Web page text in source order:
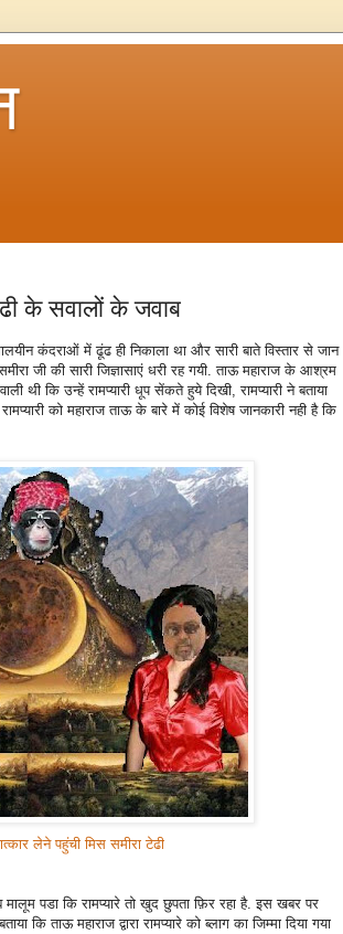
के सवालों के जवाब
कंदराओं में ढूंढ ही निकाला था और सारी बाते विस्तार से जान
जी की सारी जिज्ञासाएं धरी रह गयी. ताऊ महाराज के आश्रम
थी कि उन्हें रामप्यारी धूप सेंकते हुये दिखी, रामप्यारी ने बताया
को महाराज ताऊ के बारे में कोई विशेष जानकारी नही है कि
लेने पहुंची मिस समीरा टेढी
पडा कि रामप्यारे तो खुद छुपता फ़िर रहा है. इस खबर पर
कि ताऊ महाराज द्वारा रामप्यारे को ब्लाग का जिम्मा दिया गया